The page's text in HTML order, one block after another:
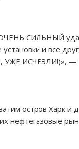
СИЛЬНЫЙ
и все
УЖЕ ИСЧЕЗЛИ!)», —
остров Харк и
нефтегазовые